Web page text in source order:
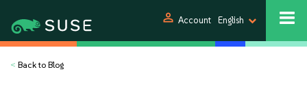
person Account English
< Back to Blog